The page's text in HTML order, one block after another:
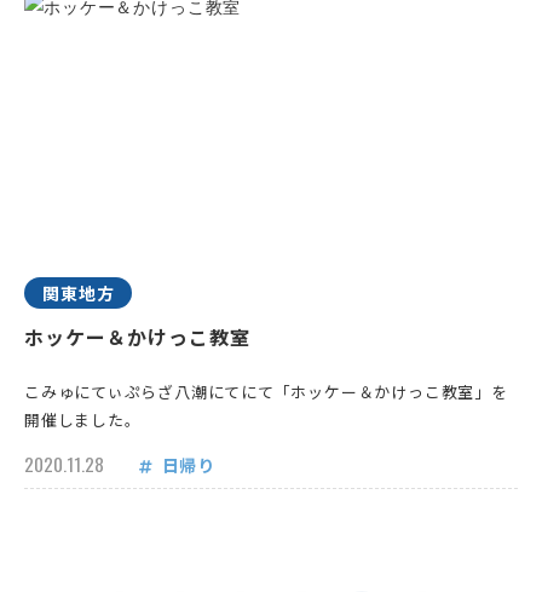
関東地方
ホッケー＆かけっこ教室
こみゅにてぃぷらざ八潮にてにて「ホッケー＆かけっこ教室」を
開催しました。
2020.11.28 日帰り